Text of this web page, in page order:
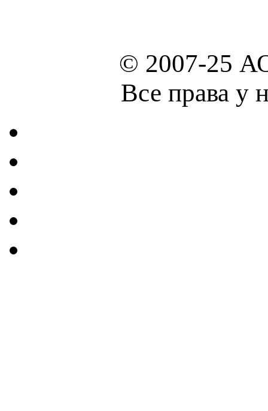
© 2007-25
Все права у